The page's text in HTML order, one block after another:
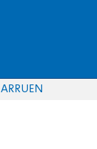
EN
RU
AR